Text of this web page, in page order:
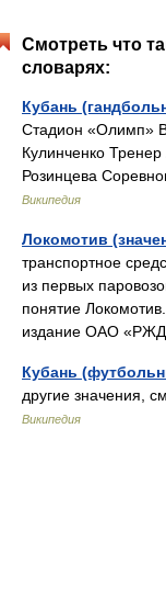
Смотреть что
словарях:
Кубань
Стадион «Олимп»
Кулинченко
Розинцева
Википедия
Локомотив
транспортное
из первых
понятие
издание ОАО
Кубань
другие значения,
Википедия